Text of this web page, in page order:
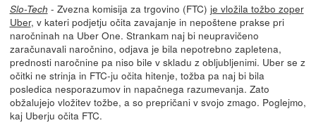
Slo-Tech - Zvezna komisija za trgovino (FTC) je vložila tožbo zoper
Uber, v kateri podjetju očita zavajanje in nepoštene prakse pri
naročninah na Uber One. Strankam naj bi neupravičeno
zaračunavali naročnino, odjava je bila nepotrebno zapletena,
prednosti naročnine pa niso bile v skladu z obljubljenimi. Uber se z
očitki ne strinja in FTC-ju očita hitenje, tožba pa naj bi bila
posledica nesporazumov in napačnega razumevanja. Zato
obžalujejo vložitev tožbe, a so prepričani v svojo zmago. Poglejmo,
kaj Uberju očita FTC.